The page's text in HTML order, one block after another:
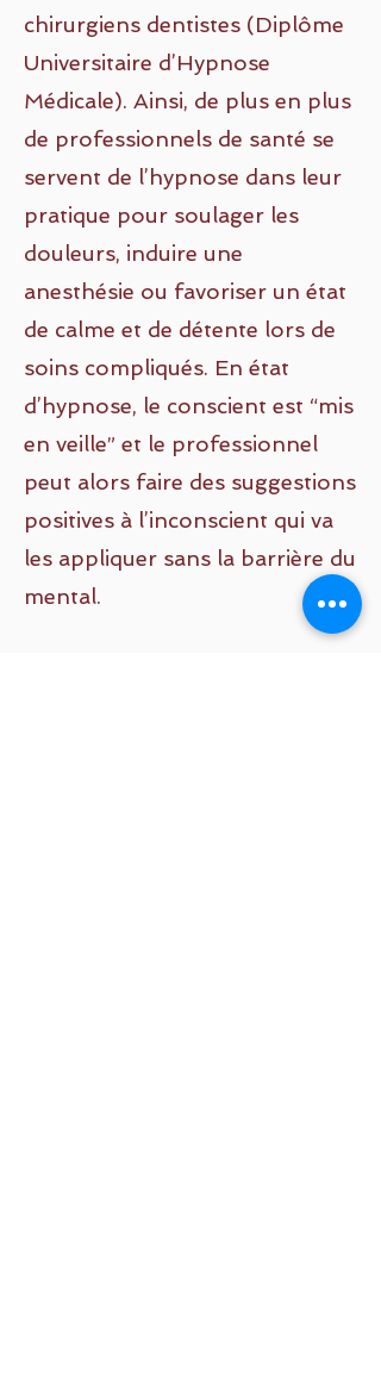
chirurgiens dentistes (Diplôme
Universitaire d’Hypnose
Médicale). Ainsi, de plus en plus
de professionnels de santé se
servent de l’hypnose dans leur
pratique pour soulager les
douleurs, induire une
anesthésie ou favoriser un état
de calme et de détente lors de
soins compliqués. En état
d’hypnose, le conscient est “mis
en veille” et le professionnel
peut alors faire des suggestions
positives à l’inconscient qui va
les appliquer sans la barrière du
mental.